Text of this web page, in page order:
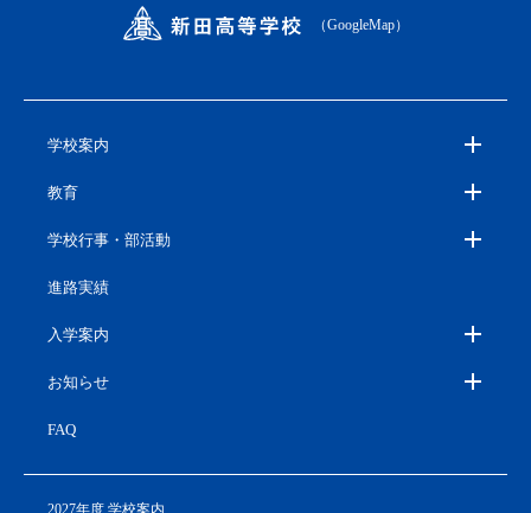
（GoogleMap）
学校案内
教育
学校行事・部活動
進路実績
入学案内
お知らせ
FAQ
2027年度 学校案内